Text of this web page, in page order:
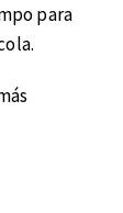
para